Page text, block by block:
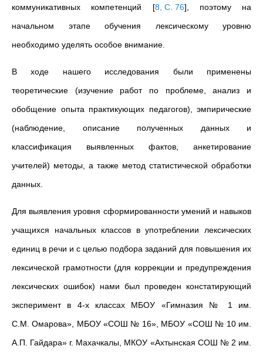
коммуникативных компетенций [8, С. 76]
поэтому на
начальном этапе обучения лексическому уровню
необходимо уделять особое внимание.
В ходе нашего исследования были применены
теоретические (изучение работ по проблеме, анализ и
обобщение опыта практикующих педагогов), эмпирические
(наблюдение, описание полученных данных и
классификация выявленных фактов, анкетирование
учителей) методы, а также метод статистической обработки
данных.
Для выявления уровня сформированности умений и навыков
учащихся начальных классов в употреблении лексических
единиц в речи и с целью подбора заданий для повышения их
лексической грамотности (для коррекции и предупреждения
лексических ошибок) нами был проведен констатирующий
эксперимент в 4-х классах МБОУ «Гимназия № 1 им.
С.М. Омарова», МБОУ «СОШ № 16», МБОУ «СОШ № 10 им.
А.П.
Гайдара» г. Махачкалы, МКОУ «Ахтынская СОШ № 2 им.